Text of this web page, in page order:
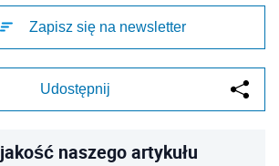
Zapisz się na newsletter
Udostępnij
naszego artykułu